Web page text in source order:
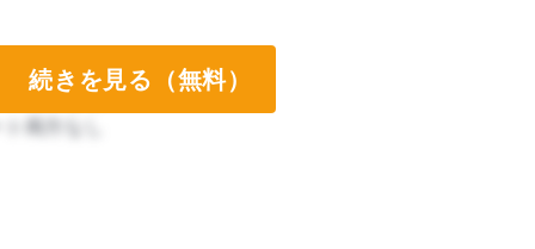
両方なし
続きを見る（無料）